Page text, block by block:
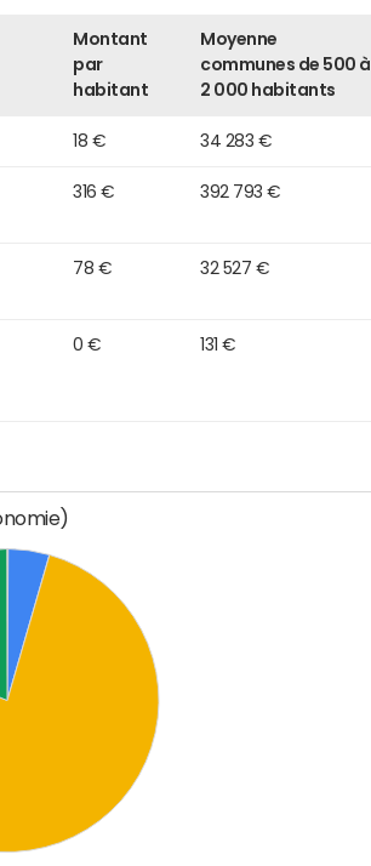
Montant
par
habitant
Moyenne
communes de 500 à
2 000 habitants
18 € 34 283 €
316 € 392 793 €
78 € 32 527 €
0 € 131 €